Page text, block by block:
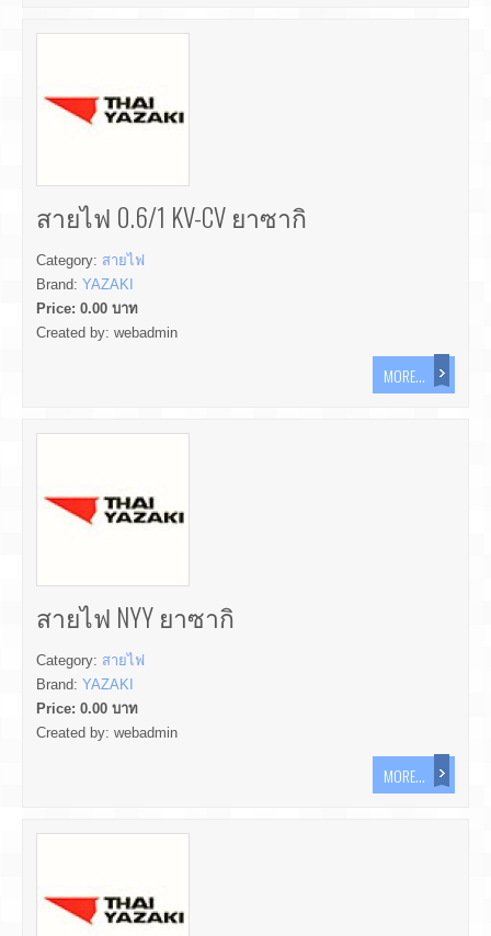
สายไฟ 0.6/1 KV-CV ยาซากิ
Category: สายไฟ
Brand: YAZAKI
Price: 0.00 บาท
Created by: webadmin
MORE...
สายไฟ NYY ยาซากิ
Category: สายไฟ
Brand: YAZAKI
Price: 0.00 บาท
Created by: webadmin
MORE...